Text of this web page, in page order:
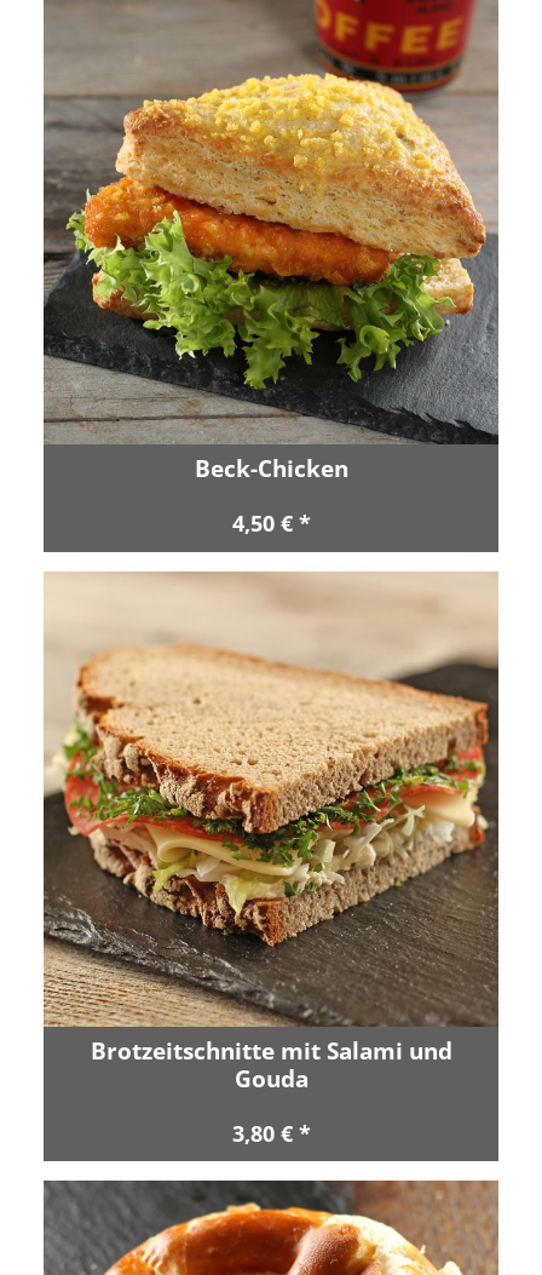
Beck-Chicken
4,50 € *
Brotzeitschnitte mit Salami und
Gouda
3,80 € *